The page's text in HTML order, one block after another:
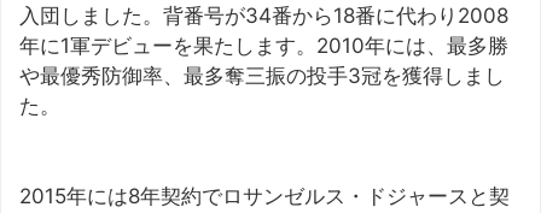
入団しました。背番号が34番から18番に代わり2008
年に1軍デビューを果たします。2010年には、最多勝
や最優秀防御率、最多奪三振の投手3冠を獲得しまし
た。
2015年には8年契約でロサンゼルス・ドジャースと契